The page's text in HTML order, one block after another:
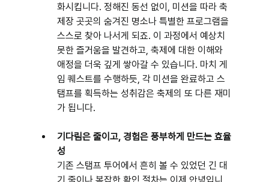
화시킵니다. 정해진 동선 없이, 미션을 따라 축
제장 곳곳의 숨겨진 명소나 특별한 프로그램을
스스로 찾아 나서게 되죠. 이 과정에서 예상치
못한 즐거움을 발견하고, 축제에 대한 이해와
애정을 더욱 깊게 쌓아갈 수 있습니다. 마치 게
임 퀘스트를 수행하듯, 각 미션을 완료하고 스
탬프를 획득하는 성취감은 축제의 또 다른 재미
가 됩니다.
기다림은 줄이고, 경험은 풍부하게 만드는 효율
성
기존 스탬프 투어에서 흔히 볼 수 있었던 긴 대